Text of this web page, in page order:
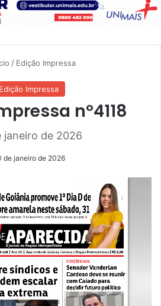
/ Edição Impressa
Edição Impressa
nº4118
janeiro de 2026
de janeiro de 2026